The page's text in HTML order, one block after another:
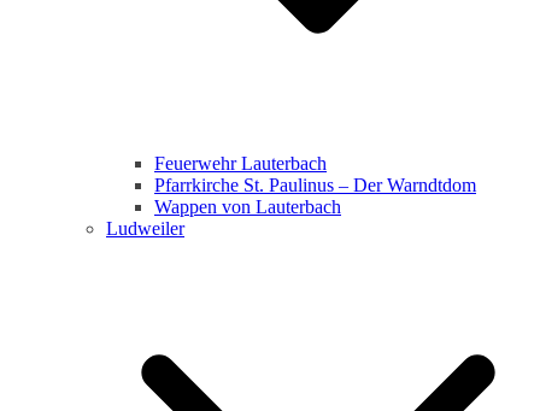
Feuerwehr Lauterbach
Pfarrkirche St. Paulinus – Der Warndtdom
Wappen von Lauterbach
Ludweiler